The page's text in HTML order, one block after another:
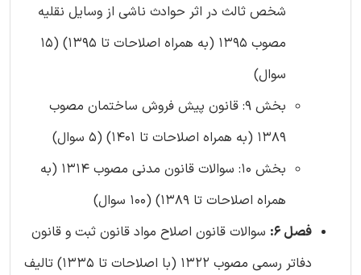
شخص ثالث در اثر حوادث ناشی از وسایل نقلیه
مصوب 1395 (به همراه اصلاحات تا 1395) (15
سوال)
بخش 9: قانون پیش ‌فروش ساختمان مصوب
1389 (به همراه اصلاحات تا 1401) (5 سوال)
بخش 10: سوالات قانون مدنی مصوب 1314 (به
همراه اصلاحات تا 1389) (100 سوال)
فصل 6:
سوالات قانون اصلاح مواد قانون ثبت و قانون
دفاتر رسمی مصوب 1322 (با اصلاحات تا 1335) تالیف